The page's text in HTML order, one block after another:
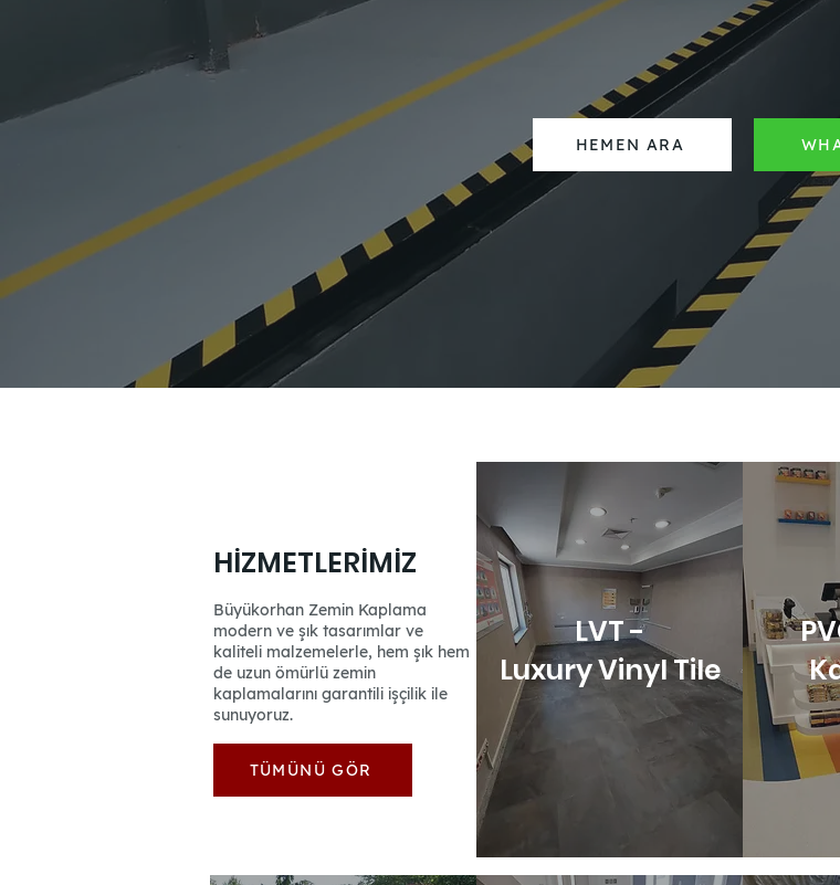
HEMEN ARA
HİZMETLERİMİZ
Büyükorhan Zemin Kaplama
modern ve şık tasarımlar ve
kaliteli malzemelerle, hem şık hem
de uzun ömürlü zemin
kaplamalarını garantili işçilik ile
sunuyoruz.
TÜMÜNÜ GÖR
LVT -
Luxury Vinyl Tile